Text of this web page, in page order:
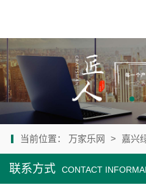
当前位置： 万家乐网 > 嘉兴
联系方式 CONTACT